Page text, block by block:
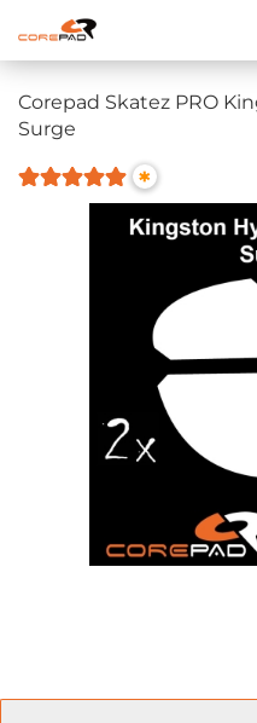
Corepad Skatez PRO
Surge
*